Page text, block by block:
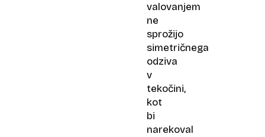
valovanjem
ne
sprožijo
simetričnega
odziva
v
tekočini,
kot
bi
narekoval